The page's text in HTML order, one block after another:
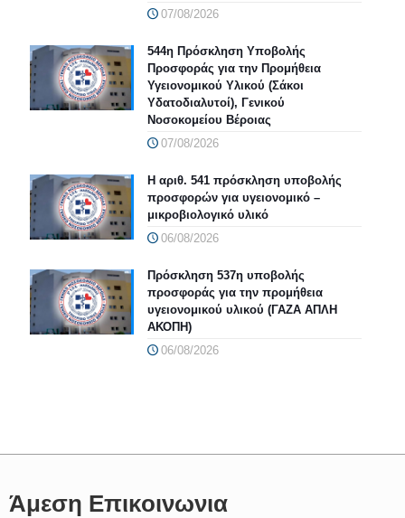
07/08/2026
544η Πρόσκληση Υποβολής
Προσφοράς για την Προμήθεια
Υγειονομικού Υλικού (Σάκοι
Υδατοδιαλυτοί), Γενικού
Νοσοκομείου Βέροιας
07/08/2026
Η αριθ. 541 πρόσκληση υποβολής
προσφορών για υγειονομικό –
μικροβιολογικό υλικό
06/08/2026
Πρόσκληση 537η υποβολής
προσφοράς για την προμήθεια
υγειονομικού υλικού (ΓΑΖΑ ΑΠΛΗ
ΑΚΟΠΗ)
06/08/2026
Άμεση Επικοινωνια